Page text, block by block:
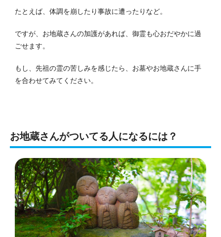
たとえば、体調を崩したり事故に遭ったりなど。
ですが、お地蔵さんの加護があれば、御霊も心おだやかに過
ごせます。
もし、先祖の霊の苦しみを感じたら、お墓やお地蔵さんに手
を合わせてみてください。
お地蔵さんがついてる人になるには？